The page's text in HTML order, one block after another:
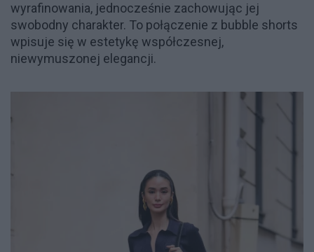
wyrafinowania, jednocześnie zachowując jej
swobodny charakter. To połączenie z bubble shorts
wpisuje się w estetykę współczesnej,
niewymuszonej elegancji.